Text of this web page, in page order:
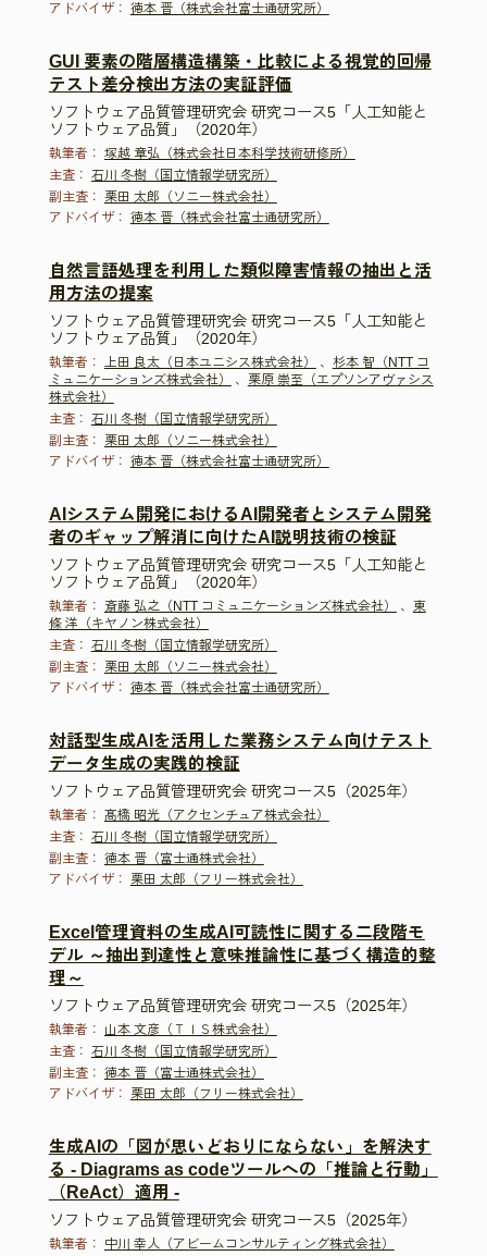
アドバイザ： 徳本 晋（株式会社富士通研究所）
GUI 要素の階層構造構築・比較による視覚的回帰
テスト差分検出方法の実証評価
ソフトウェア品質管理研究会 研究コース5「人工知能と
ソフトウェア品質」（2020年）
執筆者： 塚越 章弘（株式会社日本科学技術研修所）
主査： 石川 冬樹（国立情報学研究所）
副主査：
栗田 太郎（ソニー株式会社）
アドバイザ： 徳本 晋（株式会社富士通研究所）
自然言語処理を利用した類似障害情報の抽出と活
用方法の提案
ソフトウェア品質管理研究会 研究コース5「人工知能と
ソフトウェア品質」（2020年）
執筆者： 上田 良太（日本ユニシス株式会社） 、 杉本 智（NTT コ
ミュニケーションズ株式会社）
、 栗原 崇至（エプソンアヴァシス
株式会社）
主査： 石川 冬樹（国立情報学研究所）
副主査：
栗田 太郎（ソニー株式会社）
アドバイザ： 徳本 晋（株式会社富士通研究所）
AIシステム開発におけるAI開発者とシステム開発
者のギャップ解消に向けたAI説明技術の検証
ソフトウェア品質管理研究会 研究コース5「人工知能と
ソフトウェア品質」（2020年）
執筆者： 斎藤 弘之（NTT コミュニケーションズ株式会社） 、 東
條 洋（キヤノン株式会社）
主査： 石川 冬樹（国立情報学研究所）
副主査：
栗田 太郎（ソニー株式会社）
アドバイザ： 徳本 晋（株式会社富士通研究所）
対話型生成AIを活用した業務システム向けテスト
データ生成の実践的検証
ソフトウェア品質管理研究会 研究コース5（2025年）
執筆者： 髙橋 昭光（アクセンチュア株式会社）
主査： 石川 冬樹（国立情報学研究所）
副主査： 徳本 晋（富士通株式会社）
アドバイザ：
栗田 太郎（フリー株式会社）
Excel管理資料の生成AI可読性に関する二段階モ
デル ～抽出到達性と意味推論性に基づく構造的整
理～
ソフトウェア品質管理研究会 研究コース5（2025年）
執筆者：
山本 文彦（ＴＩＳ株式会社）
主査： 石川 冬樹（国立情報学研究所）
副主査： 徳本 晋（富士通株式会社）
アドバイザ：
栗田 太郎（フリー株式会社）
生成AIの「図が思いどおりにならない」を解決す
る - Diagrams as codeツールへの「推論と行動」
（ReAct）適用 -
ソフトウェア品質管理研究会 研究コース5（2025年）
執筆者：
中川 幸人（アビームコンサルティング株式会社）